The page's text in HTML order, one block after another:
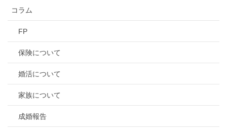
コラム
FP
保険について
婚活について
家族について
成婚報告